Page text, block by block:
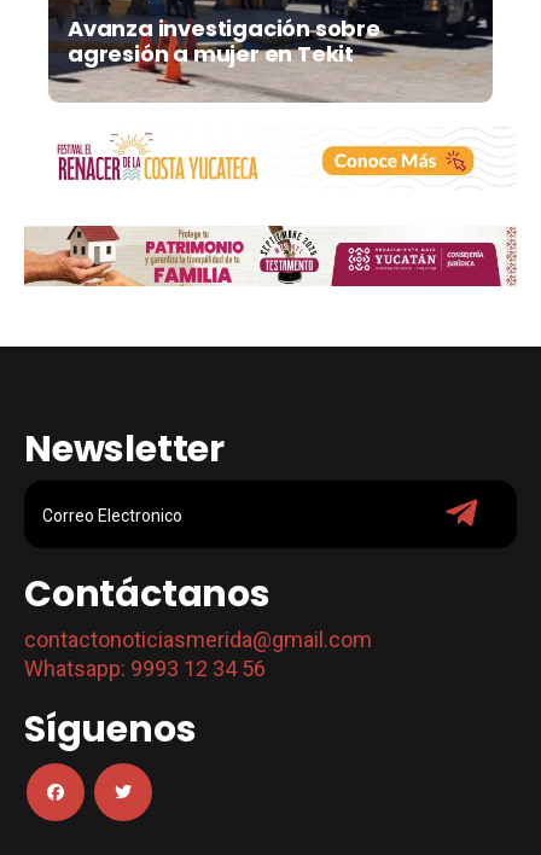
Avanza investigación sobre
agresión a mujer en Tekit
Newsletter
Contáctanos
contactonoticiasmerida@gmail.com
Whatsapp: 9993 12 34 56
Síguenos